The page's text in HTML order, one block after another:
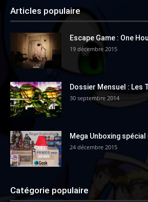
Articles populaire
Escape Game : One
19 décembre 2015
Dossier Mensuel : Les
30 septembre 2014
Mega Unboxing spécial
24 décembre 2015
Catégorie populaire